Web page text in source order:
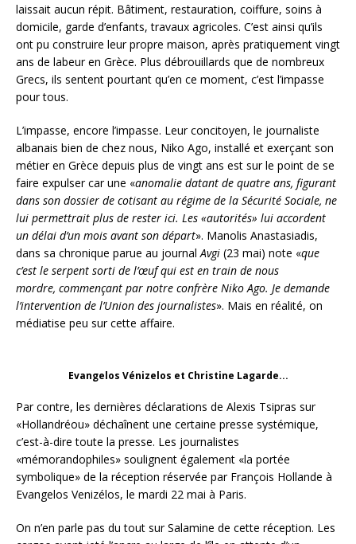
laissait aucun répit. Bâtiment, restauration, coiffure, soins à
domicile, garde d’enfants, travaux agricoles. C’est ainsi qu’ils
ont pu construire leur propre maison, après pratiquement vingt
ans de labeur en Grèce. Plus débrouillards que de nombreux
Grecs, ils sentent pourtant qu’en ce moment, c’est l’impasse
pour tous.
L’impasse, encore l’impasse. Leur concitoyen, le journaliste
albanais bien de chez nous, Niko Ago, installé et exerçant son
métier en Grèce depuis plus de vingt ans est sur le point de se
faire expulser car une «anomalie datant de quatre ans, figurant
dans son dossier de cotisant au régime de la Sécurité Sociale, ne
lui permettrait plus de rester ici. Les «autorités» lui accordent
un délai d’un mois avant son départ». Manolis Anastasiadis,
dans sa chronique parue au journalAvgi (23 mai) note «que
c’est le serpent sorti de l’œuf qui est en train de nous
mordre, commençant par notre confrère Niko Ago. Je demande
l’intervention de l’Union des journalistes». Mais en réalité, on
médiatise peu sur cette affaire.
Evangelos Vénizelos et Christine Lagarde...
Par contre, les dernières déclarations de Alexis Tsipras sur
«Hollandréou» déchaînent une certaine presse systémique,
c’est-à-dire toute la presse. Les journalistes
«mémorandophiles» soulignent également «la portée
symbolique» de la réception réservée par François Hollande à
Evangelos Venizélos, le mardi 22 mai à Paris.
On n’en parle pas du tout sur Salamine de cette réception. Les